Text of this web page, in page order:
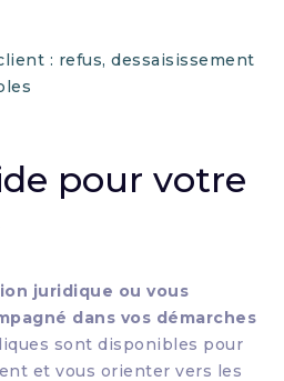
: refus, dessaisissement
pour votre
juridique ou vous
dans vos démarches
sont disponibles pour
et vous orienter vers les